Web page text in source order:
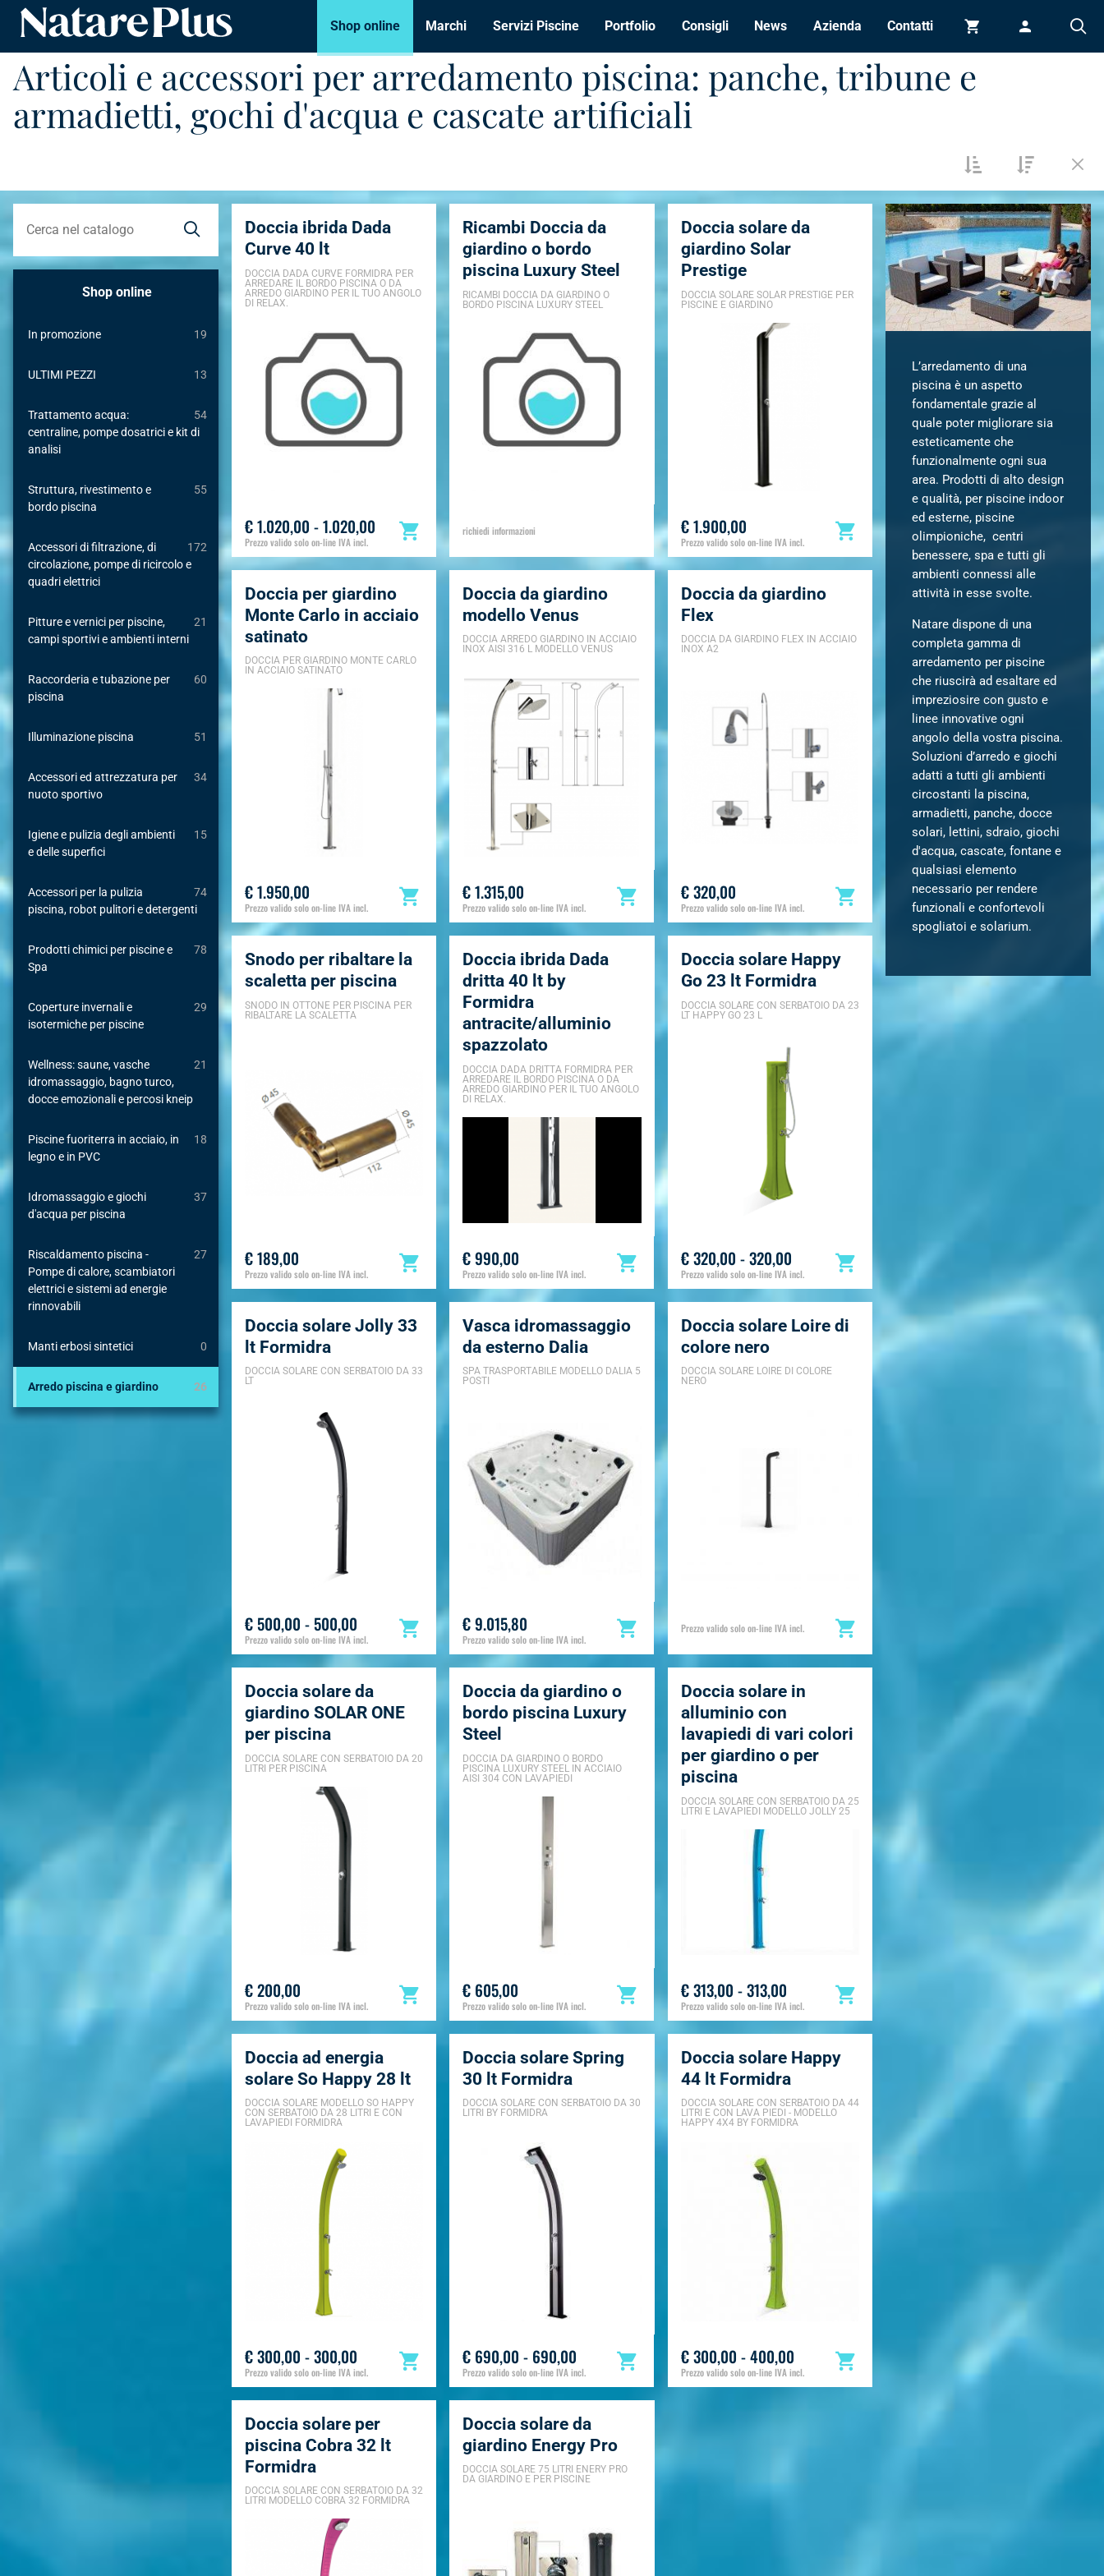
Carrello Accedi
Shop online Marchi Servizi Piscine Portfolio Consigli News Azienda Contatti
Articoli e accessori per arredamento piscina: panche, tribune e
armadietti, gochi d'acqua e cascate artificiali
Shop online
19
In promozione
13
ULTIMI PEZZI
54
Trattamento acqua:
centraline, pompe dosatrici e kit di
analisi
55
Struttura, rivestimento e
bordo piscina
172
Accessori di filtrazione, di
circolazione, pompe di ricircolo e
quadri elettrici
21
Pitture e vernici per piscine,
campi sportivi e ambienti interni
60
Raccorderia e tubazione per
piscina
51
Illuminazione piscina
34
Accessori ed attrezzatura per
nuoto sportivo
15
Igiene e pulizia degli ambienti
e delle superfici
74
Accessori per la pulizia
piscina, robot pulitori e detergenti
78
Prodotti chimici per piscine e
Spa
29
Coperture invernali e
isotermiche per piscine
21
Wellness: saune, vasche
idromassaggio, bagno turco,
docce emozionali e percosi kneip
18
Piscine fuoriterra in acciaio, in
legno e in PVC
37
Idromassaggio e giochi
d'acqua per piscina
27
Riscaldamento piscina -
Pompe di calore, scambiatori
elettrici e sistemi ad energie
rinnovabili
0
Manti erbosi sintetici
26
Arredo piscina e giardino
L’arredamento di una
piscina è un aspetto
fondamentale grazie al
quale poter migliorare sia
esteticamente che
funzionalmente ogni sua
area. Prodotti di alto design
e qualità, per piscine indoor
ed esterne, piscine
olimpioniche, centri
benessere, spa e tutti gli
ambienti connessi alle
attività in esse svolte.
Natare dispone di una
completa gamma di
arredamento per piscine
che riuscirà ad esaltare ed
impreziosire con gusto e
linee innovative ogni
angolo della vostra piscina.
Soluzioni d’arredo e giochi
adatti a tutti gli ambienti
circostanti la piscina,
armadietti, panche, docce
solari, lettini, sdraio, giochi
d'acqua, cascate, fontane e
qualsiasi elemento
necessario per rendere
funzionali e confortevoli
spogliatoi e solarium.
Doccia ibrida Dada
Curve 40 lt
DOCCIA DADA CURVE FORMIDRA PER
ARREDARE IL BORDO PISCINA O DA
ARREDO GIARDINO PER IL TUO ANGOLO
DI RELAX.
€ 1.020,00 - 1.020,00
Prezzo valido solo on-line IVA incl.
Ricambi Doccia da
giardino o bordo
piscina Luxury Steel
RICAMBI DOCCIA DA GIARDINO O
BORDO PISCINA LUXURY STEEL
richiedi informazioni
Doccia solare da
giardino Solar
Prestige
DOCCIA SOLARE SOLAR PRESTIGE PER
PISCINE E GIARDINO
€ 1.900,00
Prezzo valido solo on-line IVA incl.
Doccia per giardino
Monte Carlo in acciaio
satinato
DOCCIA PER GIARDINO MONTE CARLO
IN ACCIAIO SATINATO
€ 1.950,00
Prezzo valido solo on-line IVA incl.
Doccia da giardino
modello Venus
DOCCIA ARREDO GIARDINO IN ACCIAIO
INOX AISI 316 L MODELLO VENUS
€ 1.315,00
Prezzo valido solo on-line IVA incl.
Doccia da giardino
Flex
DOCCIA DA GIARDINO FLEX IN ACCIAIO
INOX A2
€ 320,00
Prezzo valido solo on-line IVA incl.
Snodo per ribaltare la
scaletta per piscina
SNODO IN OTTONE PER PISCINA PER
RIBALTARE LA SCALETTA
€ 189,00
Prezzo valido solo on-line IVA incl.
Doccia ibrida Dada
dritta 40 lt by
Formidra
antracite/alluminio
spazzolato
DOCCIA DADA DRITTA FORMIDRA PER
ARREDARE IL BORDO PISCINA O DA
ARREDO GIARDINO PER IL TUO ANGOLO
DI RELAX.
€ 990,00
Prezzo valido solo on-line IVA incl.
Doccia solare Happy
Go 23 lt Formidra
DOCCIA SOLARE CON SERBATOIO DA 23
LT HAPPY GO 23 L
€ 320,00 - 320,00
Prezzo valido solo on-line IVA incl.
Doccia solare Jolly 33
lt Formidra
DOCCIA SOLARE CON SERBATOIO DA 33
LT
€ 500,00 - 500,00
Prezzo valido solo on-line IVA incl.
Vasca idromassaggio
da esterno Dalia
SPA TRASPORTABILE MODELLO DALIA 5
POSTI
€ 9.015,80
Prezzo valido solo on-line IVA incl.
Doccia solare Loire di
colore nero
DOCCIA SOLARE LOIRE DI COLORE
NERO
Prezzo valido solo on-line IVA incl.
Doccia solare da
giardino SOLAR ONE
per piscina
DOCCIA SOLARE CON SERBATOIO DA 20
LITRI PER PISCINA
€ 200,00
Prezzo valido solo on-line IVA incl.
Doccia da giardino o
bordo piscina Luxury
Steel
DOCCIA DA GIARDINO O BORDO
PISCINA LUXURY STEEL IN ACCIAIO
AISI 304 CON LAVAPIEDI
€ 605,00
Prezzo valido solo on-line IVA incl.
Doccia solare in
alluminio con
lavapiedi di vari colori
per giardino o per
piscina
DOCCIA SOLARE CON SERBATOIO DA 25
LITRI E LAVAPIEDI MODELLO JOLLY 25
€ 313,00 - 313,00
Prezzo valido solo on-line IVA incl.
Doccia ad energia
solare So Happy 28 lt
DOCCIA SOLARE MODELLO SO HAPPY
CON SERBATOIO DA 28 LITRI E CON
LAVAPIEDI FORMIDRA
€ 300,00 - 300,00
Prezzo valido solo on-line IVA incl.
Doccia solare Spring
30 lt Formidra
DOCCIA SOLARE CON SERBATOIO DA 30
LITRI BY FORMIDRA
€ 690,00 - 690,00
Prezzo valido solo on-line IVA incl.
Doccia solare Happy
44 lt Formidra
DOCCIA SOLARE CON SERBATOIO DA 44
LITRI E CON LAVA PIEDI - MODELLO
HAPPY 4X4 BY FORMIDRA
€ 300,00 - 400,00
Prezzo valido solo on-line IVA incl.
Doccia solare per
piscina Cobra 32 lt
Formidra
DOCCIA SOLARE CON SERBATOIO DA 32
LITRI MODELLO COBRA 32 FORMIDRA
Doccia solare da
giardino Energy Pro
DOCCIA SOLARE 75 LITRI ENERY PRO
DA GIARDINO E PER PISCINE